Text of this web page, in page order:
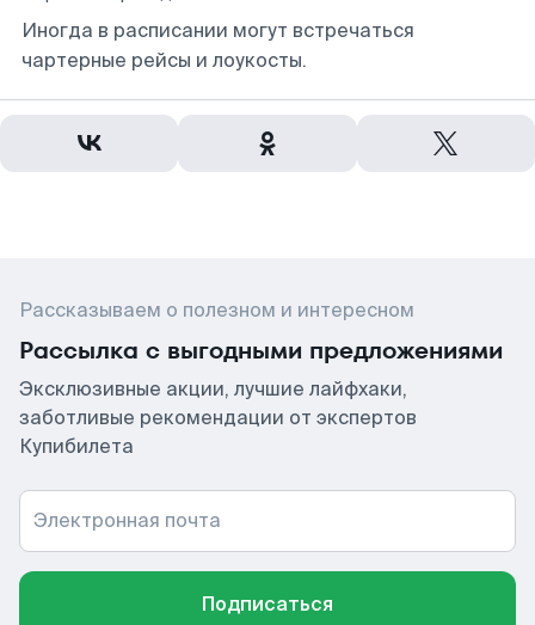
Иногда в расписании могут встречаться
чартерные рейсы и лоукосты.
Рассказываем о полезном и интересном
Рассылка с выгодными предложениями
Эксклюзивные акции, лучшие лайфхаки,
заботливые рекомендации от экспертов
Купибилета
Электронная почта
Подписаться